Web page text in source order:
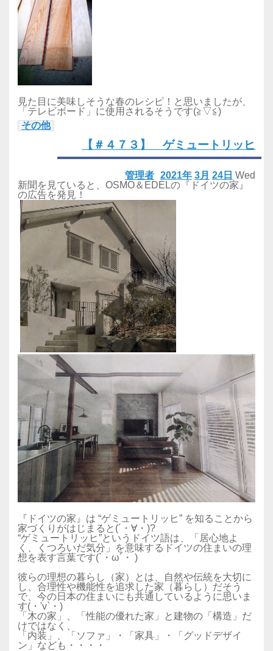
見た目に美味しそうな春のレシピ！と思いましたが、
「テレビボード」に使用されるそうです(≧▽≦)
その他
【＃４７３】 ゲミュートリッヒ
2021年 3月 24日 Wed
管理者
新聞を見ていると、OSMO＆EDELの『ドイツの家』
の広告を発見！
『ドイツの家』は “ゲミュートリッヒ” を知ることから
家づくりがはじまると(´・∀・)?
“ゲミュートリッヒ”というドイツ語は、「居心地よ
く、くつろいだ気分」を意味するドイツの住まいの理
想を表す言葉です(`・ω´・ )
彼らの理想の暮らし（家）とは、自然や伝統を大切に
し、合理性や機能性を追求した家（暮らし）だそう
で、今の日本の住まいにも共通しているように思いま
す(・'v`・)
「木の家」、「性能の優れた家」と建物の「構造」だ
けではなく、
「内装」、「ソファ」・「家具」・「グッドデザイ
ン」なども・・・・